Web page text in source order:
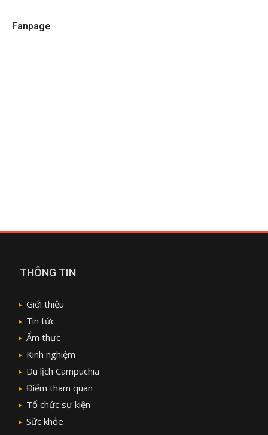
Fanpage
THÔNG TIN
Giới thiệu
Tin tức
Ẩm thực
Kinh nghiệm
Du lịch Campuchia
Điểm tham quan
Tổ chức sự kiện
Sức khỏe